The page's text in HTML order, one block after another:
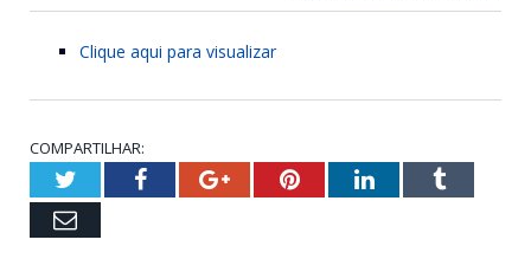
Clique aqui para visualizar
COMPARTILHAR:
TwitterFacebookGoogle+PinterestLinkedInTumblr
Email